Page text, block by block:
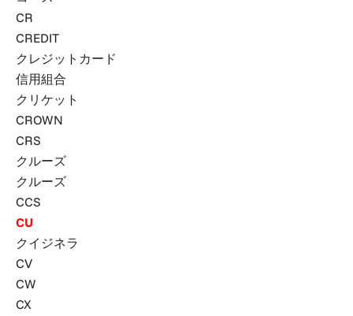
CR
CREDIT
クレジットカード
信用組合
クリケット
CROWN
CRS
クルーズ
クルーズ
CCS
CU
クイジネラ
CV
CW
CX